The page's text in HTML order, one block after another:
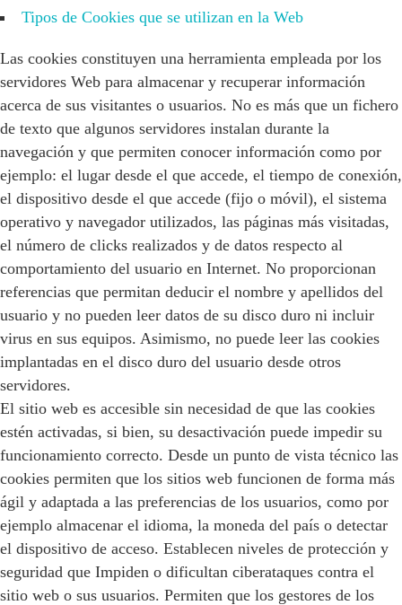
Tipos de Cookies que se utilizan en la Web
Las cookies constituyen una herramienta empleada por los
servidores Web para almacenar y recuperar información
acerca de sus visitantes o usuarios. No es más que un fichero
de texto que algunos servidores instalan durante la
navegación y que permiten conocer información como por
ejemplo: el lugar desde el que accede, el tiempo de conexión,
el dispositivo desde el que accede (fijo o móvil), el sistema
operativo y navegador utilizados, las páginas más visitadas,
el número de clicks realizados y de datos respecto al
comportamiento del usuario en Internet. No proporcionan
referencias que permitan deducir el nombre y apellidos del
usuario y no pueden leer datos de su disco duro ni incluir
virus en sus equipos. Asimismo, no puede leer las cookies
implantadas en el disco duro del usuario desde otros
servidores.
El sitio web es accesible sin necesidad de que las cookies
estén activadas, si bien, su desactivación puede impedir su
funcionamiento correcto. Desde un punto de vista técnico las
cookies permiten que los sitios web funcionen de forma más
ágil y adaptada a las preferencias de los usuarios, como por
ejemplo almacenar el idioma, la moneda del país o detectar
el dispositivo de acceso. Establecen niveles de protección y
seguridad que Impiden o dificultan ciberataques contra el
sitio web o sus usuarios. Permiten que los gestores de los